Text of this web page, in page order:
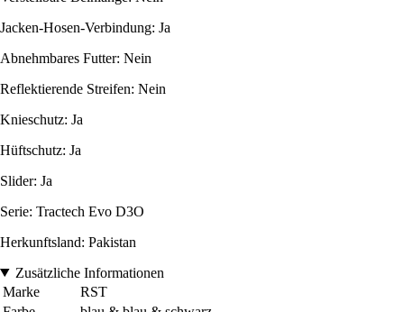
Jacken-Hosen-Verbindung: Ja
Abnehmbares Futter: Nein
Reflektierende Streifen: Nein
Knieschutz: Ja
Hüftschutz: Ja
Slider: Ja
Serie: Tractech Evo D3O
Herkunftsland: Pakistan
Zusätzliche Informationen
Marke
RST